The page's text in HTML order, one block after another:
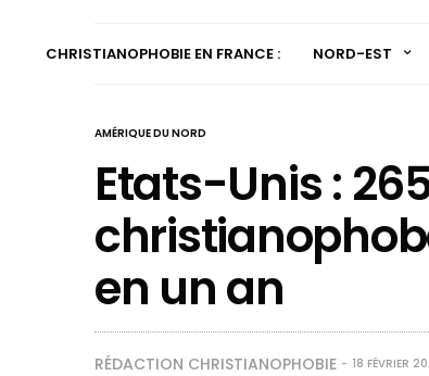
CHRISTIANOPHOBIE EN FRANCE : NORD-EST
AMÉRIQUE DU NORD
Etats-Unis :
en un an
RÉDACTION CHRISTIANOPHOBIE 18 FÉVRIER